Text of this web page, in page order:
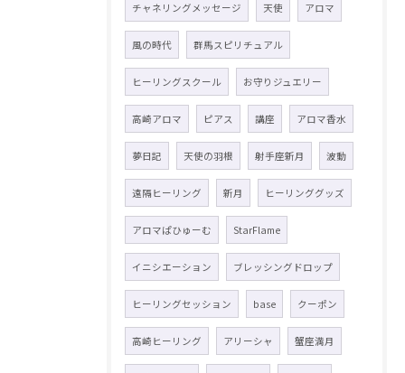
チャネリングメッセージ 天使 アロマ
風の時代 群馬スピリチュアル
ヒーリングスクール お守りジュエリー
高崎アロマ ピアス 講座 アロマ香水
夢日記 天使の羽根 射手座新月 波動
遠隔ヒーリング 新月 ヒーリンググッズ
アロマぱひゅーむ StarFlame
イニシエーション ブレッシングドロップ
ヒーリングセッション base クーポン
高崎ヒーリング アリーシャ 蟹座満月